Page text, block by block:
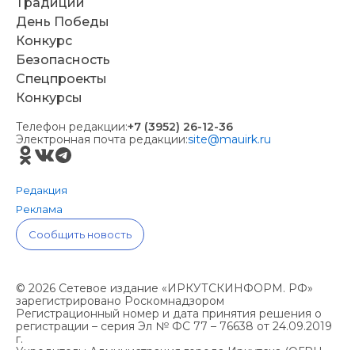
День Победы
Конкурс
Безопасность
Спецпроекты
Конкурсы
Телефон редакции:+7 (3952) 26-12-36
Электронная почта редакции:site@mauirk.ru
Редакция
Реклама
Сообщить новость
© 2026 Сетевое издание «ИРКУТСКИНФОРМ. РФ»
зарегистрировано Роскомнадзором
Регистрационный номер и дата принятия решения о
регистрации – серия Эл № ФС 77 – 76638 от 24.09.2019
г.